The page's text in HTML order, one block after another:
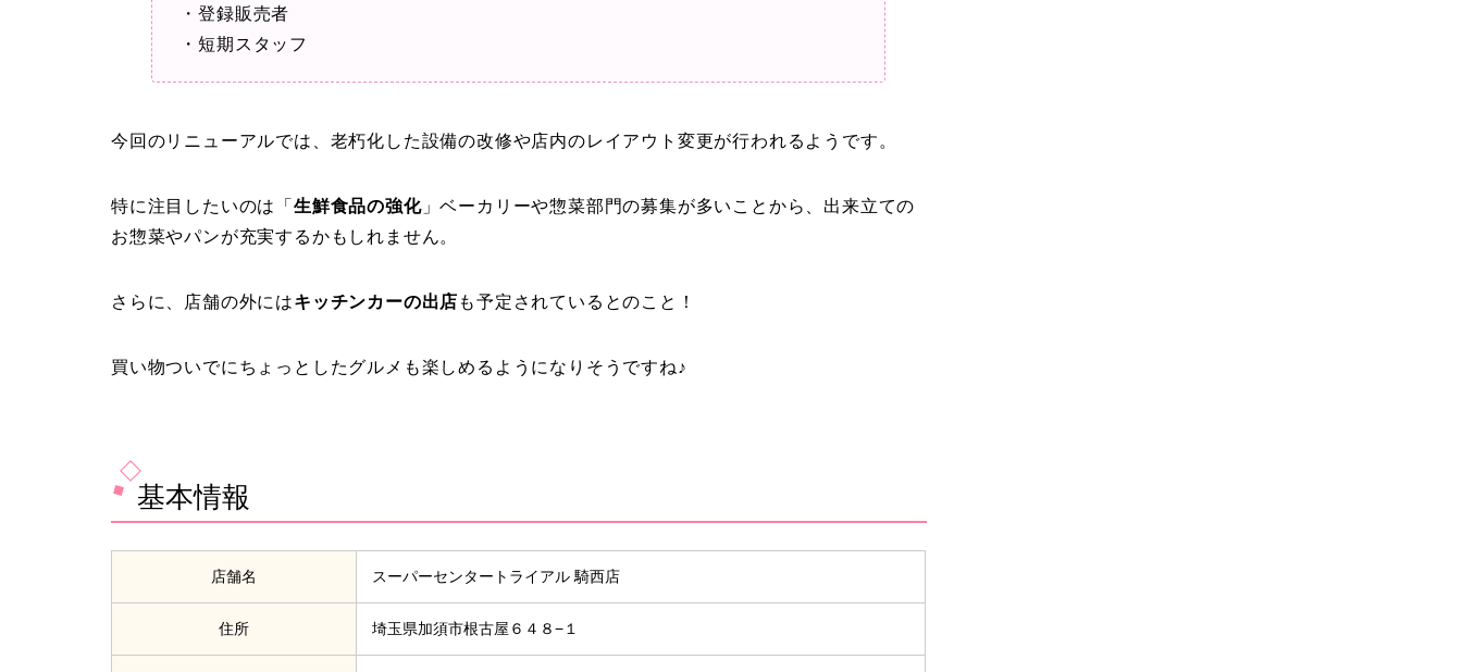
・登録販売者
・短期スタッフ
今回のリニューアルでは、老朽化した設備の改修や店内のレイアウト変更が行われるようです。
特に注目したいのは「 生鮮食品の強化」ベーカリーや惣菜部門の募集が多いことから、出来立ての
お惣菜やパンが充実するかもしれません。
さらに、店舗の外にはキッチンカーの出店 も予定されているとのこと！
買い物ついでにちょっとしたグルメも楽しめるようになりそうですね♪
基本情報
店舗名 スーパーセンタートライアル 騎西店
住所 埼玉県加須市根古屋６４８−１